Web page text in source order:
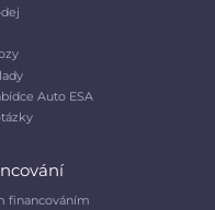
Auto ESA
financováním